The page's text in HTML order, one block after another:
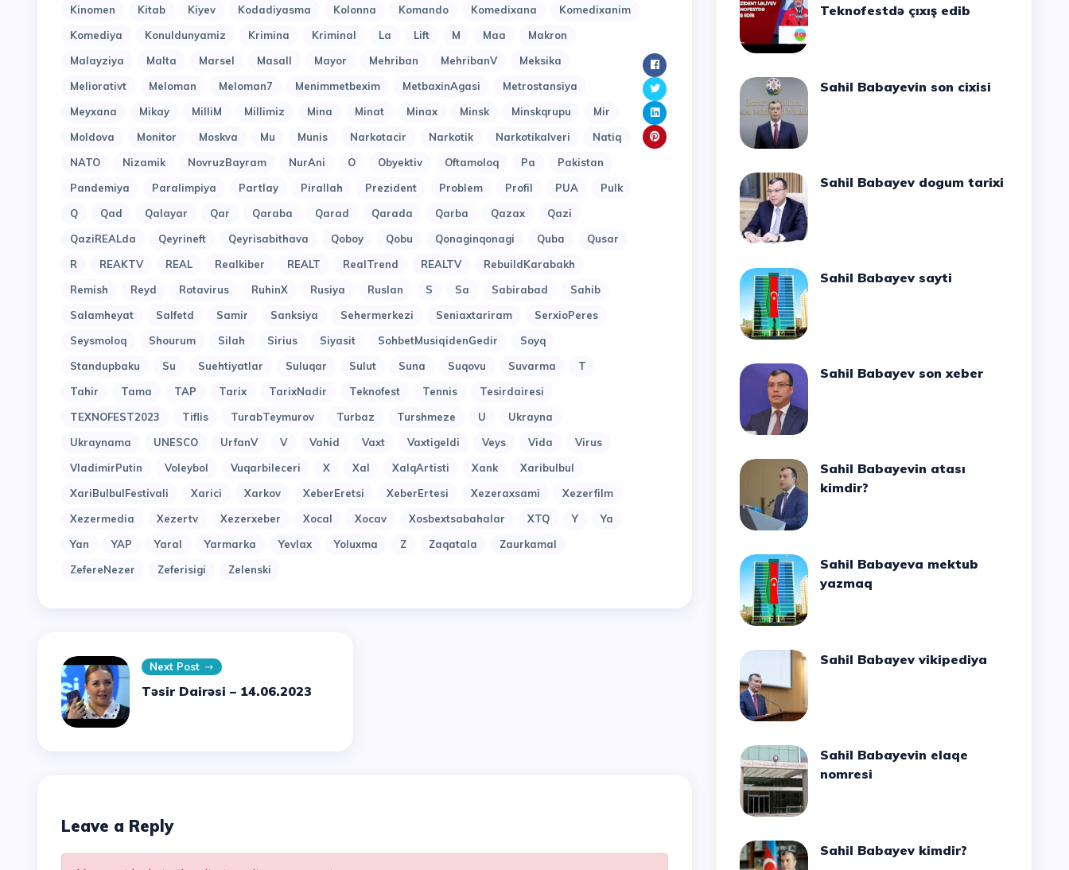
Kinomen
Kitab Kiyev Kodadiyasma Kolonna Komando Komedixana
Komedixanim
Komediya
Konuldunyamiz Krimina Kriminal La Lift M Maa
Makron
Malayziya
Malta Marsel Masall Mayor Mehriban MehribanV
Meksika
Meliorativt
Meloman Meloman7 Menimmetbexim MetbaxinAgasi
Metrostansiya
Meyxana
Mikay MilliM Millimiz Mina Minat Minax Minsk Minskqrupu
Mir
Moldova
Monitor Moskva Mu Munis Narkotacir Narkotik Narkotikalveri
Natiq
NATO
Nizamik NovruzBayram NurAni O Obyektiv Oftamoloq Pa
Pakistan
Pandemiya
Paralimpiya Partlay Pirallah Prezident Problem Profil PUA
Pulk
Q
Qad Qalayar Qar Qaraba Qarad Qarada Qarba Qazax
Qazi
QaziREALda
Qeyrineft Qeyrisabithava Qoboy Qobu Qonaginqonagi Quba
Qusar
R
REAKTV REAL Realkiber REALT RealTrend REALTV
RebuildKarabakh
Remish
Reyd Rotavirus RuhinX Rusiya Ruslan S Sa Sabirabad
Sahib
Salamheyat
Salfetd Samir Sanksiya Sehermerkezi Seniaxtariram
SerxioPeres
Seysmoloq
Shourum Silah Sirius Siyasit SohbetMusiqidenGedir
Soyq
Standupbaku
Su Suehtiyatlar Suluqar Sulut Suna Suqovu Suvarma
T
Tahir
Tama TAP Tarix TarixNadir Teknofest Tennis
Tesirdairesi
TEXNOFEST2023
Tiflis TurabTeymurov Turbaz Turshmeze U
Ukrayna
Ukraynama
UNESCO UrfanV V Vahid Vaxt Vaxtigeldi Veys Vida
Virus
VladimirPutin
Voleybol Vuqarbileceri X Xal XalqArtisti Xank
Xaribulbul
XariBulbulFestivali
Xarici Xarkov XeberEretsi XeberErtesi Xezeraxsami
Xezerfilm
Xezermedia
Xezertv Xezerxeber Xocal Xocav Xosbextsabahalar XTQ Y
Ya
Yan
YAP Yaral Yarmarka Yevlax Yoluxma Z Zaqatala
Zaurkamal
ZefereNezer
Zeferisigi Zelenski
Next Post
Təsir Dairəsi – 14.06.2023
Leave a Reply
Teknofestdə çıxış edib
Sahil Babayevin son cixisi
Sahil Babayev dogum tarixi
Sahil Babayev sayti
Sahil Babayev son xeber
Sahil Babayevin atası
kimdir?
Sahil Babayeva mektub
yazmaq
Sahil Babayev vikipediya
Sahil Babayevin elaqe
nomresi
Sahil Babayev kimdir?